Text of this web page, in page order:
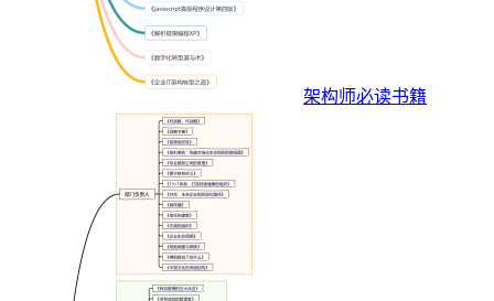
架构师必读书籍